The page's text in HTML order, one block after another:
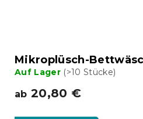
Mikroplüsch-
Auf Lager (>10 Stücke)
ab 20,80 €